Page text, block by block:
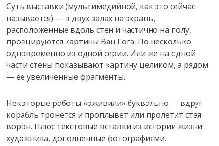
Суть выставки (мультимедийной, как это сейчас
называется) — в двух залах на экраны,
расположенные вдоль стен и частично на полу,
проецируются картины Ван Гога. По несколько
одновременно из одной серии. Или же на одной
части стены показывают картину целиком, а рядом
— ее увеличенные фрагменты.
Некоторые работы «оживили» буквально — вдруг
корабль тронется и проплывет или пролетит стая
ворон. Плюс текстовые вставки из истории жизни
художника, дополненные фотографиями.